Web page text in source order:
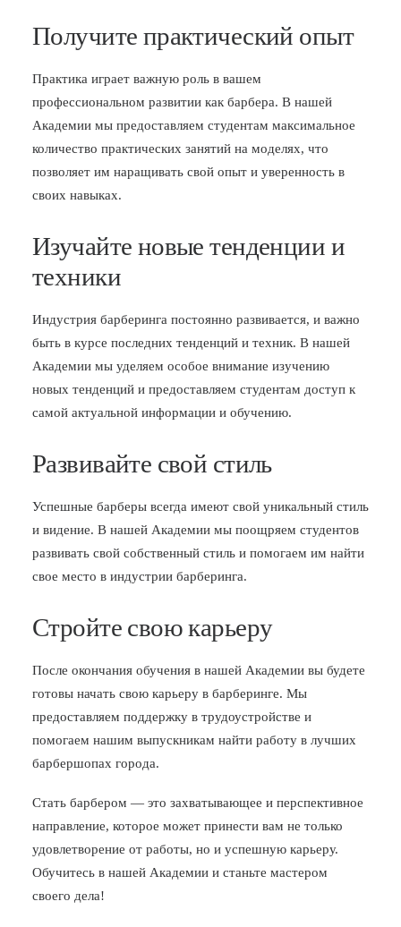
Получите практический опыт
Практика играет важную роль в вашем
профессиональном развитии как барбера. В нашей
Академии мы предоставляем студентам максимальное
количество практических занятий на моделях, что
позволяет им наращивать свой опыт и уверенность в
своих навыках.
Изучайте новые тенденции и
техники
Индустрия барберинга постоянно развивается, и важно
быть в курсе последних тенденций и техник. В нашей
Академии мы уделяем особое внимание изучению
новых тенденций и предоставляем студентам доступ к
самой актуальной информации и обучению.
Развивайте свой стиль
Успешные барберы всегда имеют свой уникальный стиль
и видение. В нашей Академии мы поощряем студентов
развивать свой собственный стиль и помогаем им найти
свое место в индустрии барберинга.
Стройте свою карьеру
После окончания обучения в нашей Академии вы будете
готовы начать свою карьеру в барберинге. Мы
предоставляем поддержку в трудоустройстве и
помогаем нашим выпускникам найти работу в лучших
барбершопах города.
Стать барбером — это захватывающее и перспективное
направление, которое может принести вам не только
удовлетворение от работы, но и успешную карьеру.
Обучитесь в нашей Академии и станьте мастером
своего дела!